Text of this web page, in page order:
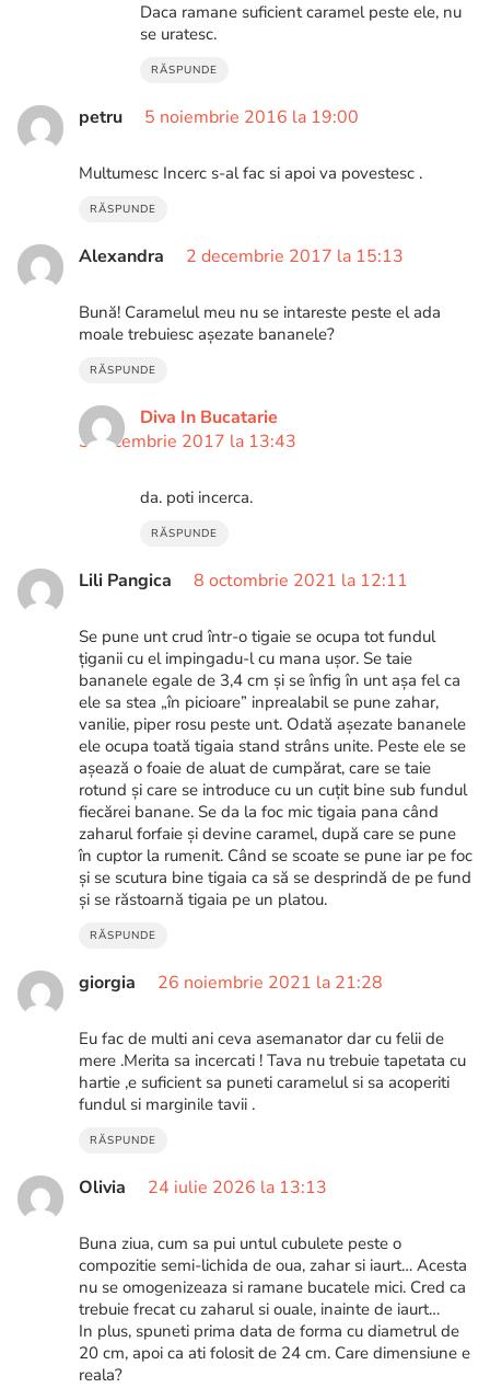
Daca ramane suficient caramel peste ele, nu
se uratesc.
RĂSPUNDE
petru 5 noiembrie 2016 la 19:00
Multumesc Incerc s-al fac si apoi va povestesc .
RĂSPUNDE
Alexandra 2 decembrie 2017 la 15:13
Bună! Caramelul meu nu se intareste peste el ada
moale trebuiesc așezate bananele?
RĂSPUNDE
Diva In Bucatarie
3 decembrie 2017 la 13:43
da. poti incerca.
RĂSPUNDE
Lili Pangica 8 octombrie 2021 la 12:11
Se pune unt crud într-o tigaie se ocupa tot fundul
țiganii cu el impingadu-l cu mana ușor. Se taie
bananele egale de 3,4 cm și se înfig în unt așa fel ca
ele sa stea „în picioare” inprealabil se pune zahar,
vanilie, piper rosu peste unt. Odată așezate bananele
ele ocupa toată tigaia stand strâns unite. Peste ele se
așează o foaie de aluat de cumpărat, care se taie
rotund și care se introduce cu un cuțit bine sub fundul
fiecărei banane. Se da la foc mic tigaia pana când
zaharul forfaie și devine caramel, după care se pune
în cuptor la rumenit. Când se scoate se pune iar pe foc
și se scutura bine tigaia ca să se desprindă de pe fund
și se răstoarnă tigaia pe un platou.
RĂSPUNDE
giorgia 26 noiembrie 2021 la 21:28
Eu fac de multi ani ceva asemanator dar cu felii de
mere .Merita sa incercati ! Tava nu trebuie tapetata cu
hartie ,e suficient sa puneti caramelul si sa acoperiti
fundul si marginile tavii .
RĂSPUNDE
Olivia 24 iulie 2026 la 13:13
Buna ziua, cum sa pui untul cubulete peste o
compozitie semi-lichida de oua, zahar si iaurt… Acesta
nu se omogenizeaza si ramane bucatele mici. Cred ca
trebuie frecat cu zaharul si ouale, inainte de iaurt…
In plus, spuneti prima data de forma cu diametrul de
20 cm, apoi ca ati folosit de 24 cm. Care dimensiune e
reala?